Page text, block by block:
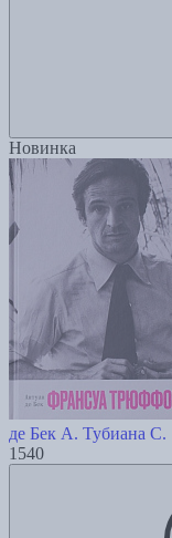
Новинка
де Бек А. Тубиана С.
1540